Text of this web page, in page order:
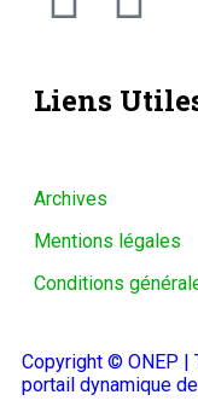
Liens
Archives
Mentions légales
Conditions
Copyright © ONEP |
portail dynamique